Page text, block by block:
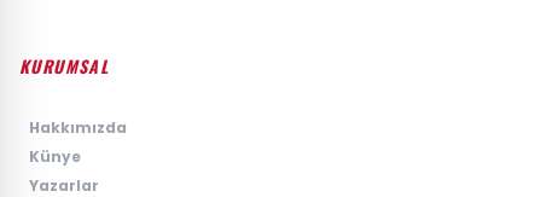
KURUMSAL
Hakkımızda
Künye
Yazarlar